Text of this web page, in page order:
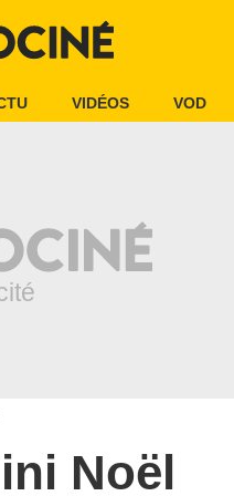
VIDÉOS VOD
Noël